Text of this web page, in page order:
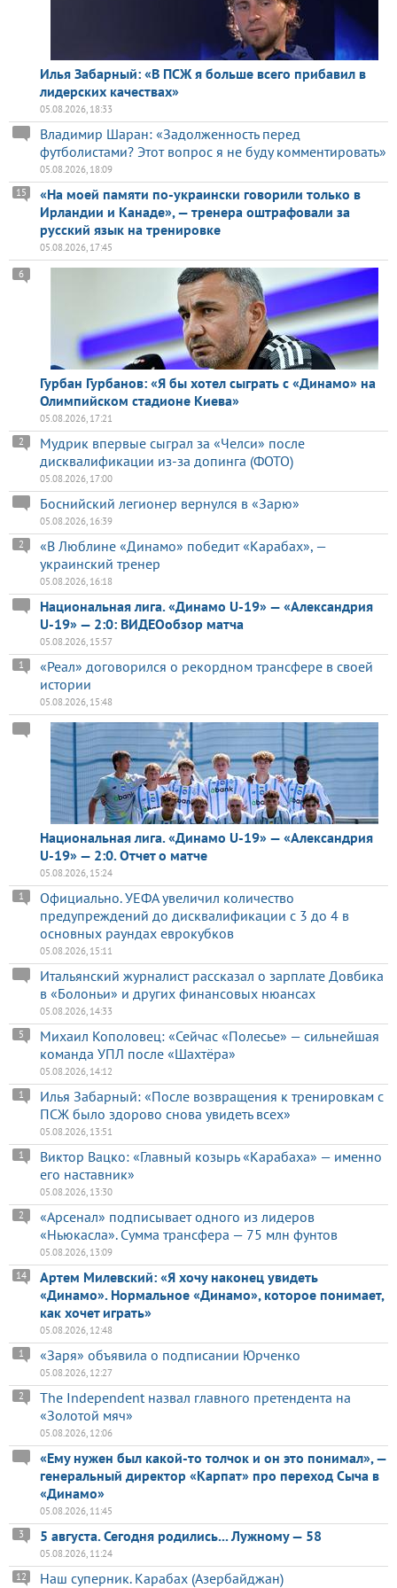
Илья Забарный: «В ПСЖ я больше всего прибавил в
лидерских качествах»
05.08.2026, 18:33
Владимир Шаран: «Задолженность перед
футболистами? Этот вопрос я не буду комментировать»
05.08.2026, 18:09
«На моей памяти по-украински говорили только в
Ирландии и Канаде», — тренера оштрафовали за
русский язык на тренировке
15
05.08.2026, 17:45
Гурбан Гурбанов: «Я бы хотел сыграть с «Динамо» на
Олимпийском стадионе Киева»
6
05.08.2026, 17:21
Мудрик впервые сыграл за «Челси» после
дисквалификации из-за допинга (ФОТО)
2
05.08.2026, 17:00
Боснийский легионер вернулся в «Зарю»
05.08.2026, 16:39
«В Люблине «Динамо» победит «Карабах», —
украинский тренер
2
05.08.2026, 16:18
Национальная лига. «Динамо U-19» — «Александрия
U-19» — 2:0: ВИДЕОобзор матча
05.08.2026, 15:57
«Реал» договорился о рекордном трансфере в своей
истории
1
05.08.2026, 15:48
Национальная лига. «Динамо U-19» — «Александрия
U-19» — 2:0. Отчет о матче
05.08.2026, 15:24
Официально. УЕФА увеличил количество
предупреждений до дисквалификации с 3 до 4 в
основных раундах еврокубков
1
05.08.2026, 15:11
Итальянский журналист рассказал о зарплате Довбика
в «Болоньи» и других финансовых нюансах
05.08.2026, 14:33
Михаил Кополовец: «Сейчас «Полесье» — сильнейшая
команда УПЛ после «Шахтёра»
5
05.08.2026, 14:12
Илья Забарный: «После возвращения к тренировкам с
ПСЖ было здорово снова увидеть всех»
1
05.08.2026, 13:51
Виктор Вацко: «Главный козырь «Карабаха» — именно
его наставник»
1
05.08.2026, 13:30
«Арсенал» подписывает одного из лидеров
«Ньюкасла». Сумма трансфера — 75 млн фунтов
2
05.08.2026, 13:09
Артем Милевский: «Я хочу наконец увидеть
«Динамо». Нормальное «Динамо», которое понимает,
как хочет играть»
14
05.08.2026, 12:48
«Заря» объявила о подписании Юрченко
1
05.08.2026, 12:27
The Independent назвал главного претендента на
«Золотой мяч»
2
05.08.2026, 12:06
«Ему нужен был какой-то толчок и он это понимал», —
генеральный директор «Карпат» про переход Сыча в
«Динамо»
05.08.2026, 11:45
5 августа. Сегодня родились... Лужному — 58
3
05.08.2026, 11:24
Наш суперник. Карабах (Азербайджан)
12